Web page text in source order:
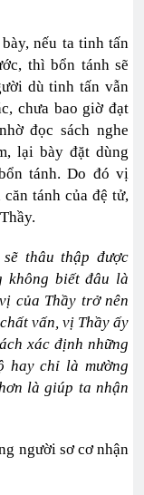
nếu ta tinh tấn
thì bổn tánh sẽ
dù tinh tấn vẫn
chưa bao giờ đạt
đọc sách nghe
lại bày đặt dùng
tánh. Do đó vị
tánh của đệ tử,
thâu thập được
không biết đâu là
của Thầy trở nên
vấn, vị Thầy ấy
xác định những
hay chỉ là mường
là giúp ta nhận
người sơ cơ nhận